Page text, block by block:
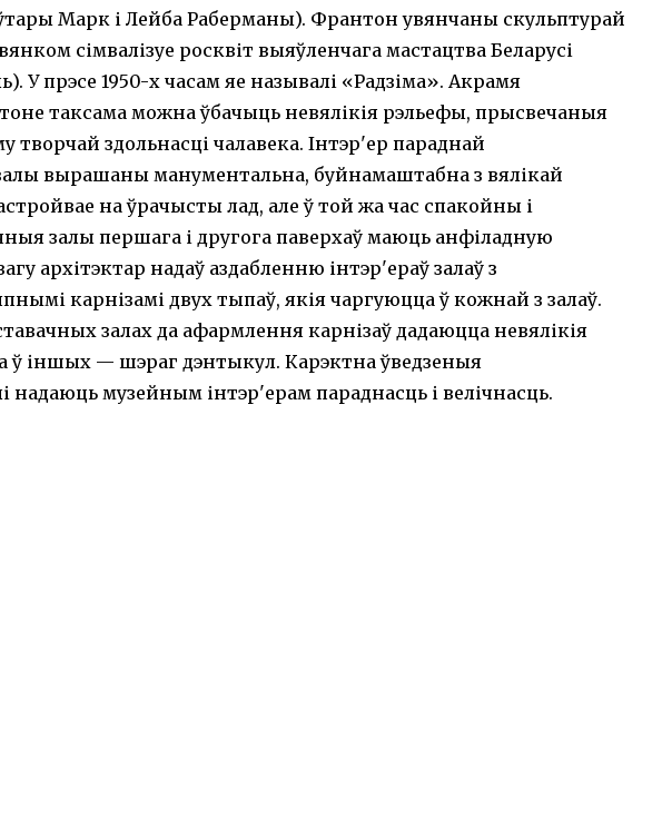
Марк і Лейба Раберманы). Франтон увянчаны скульптурай
сімвалізуе росквіт выяўленчага мастацтва Беларусі
У прэсе 1950-х часам яе называлі «Радзіма». Акрамя
таксама можна ўбачыць невялікія рэльефы, прысвечаныя
творчай здольнасці чалавека. Інтэр'ер параднай
вырашаны манументальна, буйнамаштабна з вялікай
на ўрачысты лад, але ў той жа час спакойны і
залы першага і другога паверхаў маюць анфіладную
архітэктар надаў аздабленню інтэр'ераў залаў з
карнізамі двух тыпаў, якія чаргуюцца ў кожнай з залаў.
залах да афармлення карнізаў дадаюцца невялікія
ў іншых — шэраг дэнтыкул. Карэктна ўведзеныя
надаюць музейным інтэр'ерам параднасць і велічнасць.